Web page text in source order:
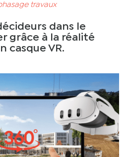
travaux
dans le
grâce à la réalité
casque VR.